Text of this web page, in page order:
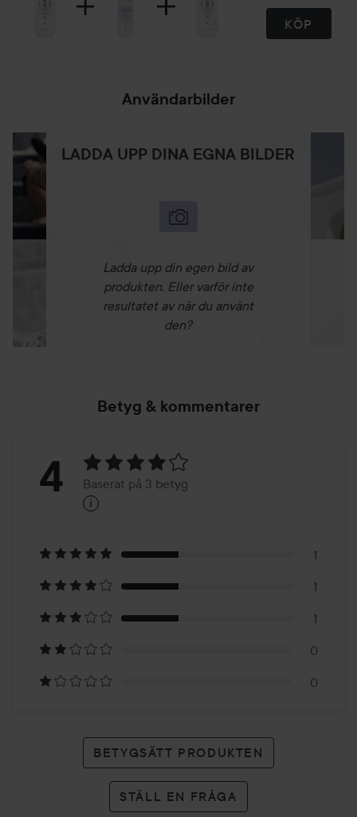
KÖP
Användarbilder
LADDA UPP DINA EGNA BILDER
Ladda upp din egen bild av
produkten. Eller varför inte
resultatet av när du använt
den?
Betyg & kommentarer
Betyg:
Baserat
på
3
betyg
4 Baserat på 3 betyg
i
1
1
1
0
0
BETYGSÄTT PRODUKTEN
STÄLL EN FRÅGA